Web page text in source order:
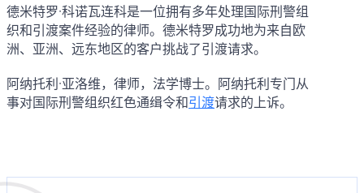
德米特罗·科诺瓦连科是一位拥有多年处理国际刑警组
织和引渡案件经验的律师。德米特罗成功地为来自欧
洲、亚洲、远东地区的客户挑战了引渡请求。
阿纳托利·亚洛维，律师，法学博士。阿纳托利专门从
事对国际刑警组织红色通缉令和引渡请求的上诉。